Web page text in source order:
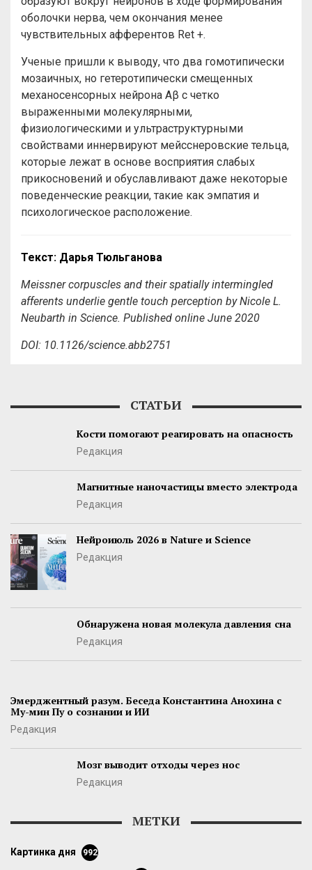
оболочки нерва, чем окончания менее
чувствительных афферентов Ret +.
Ученые пришли к выводу, что два гомотипически
мозаичных, но гетеротипически смещенных
механосенсорных нейрона Aβ с четко
выраженными молекулярными,
физиологическими и ультраструктурными
свойствами иннервируют мейсснеровские тельца,
которые лежат в основе восприятия слабых
прикосновений и обуславливают даже некоторые
поведенческие реакции, такие как эмпатия и
психологическое расположение.
Текст: Дарья Тюльганова
Meissner corpuscles and their spatially intermingled
afferents underlie gentle touch perception byNicole L.
Neubarth in Science. Published online June 2020
DOI: 10.1126/science.abb2751
СТАТЬИ
Кости помогают реагировать на опасность
Редакция
Магнитные наночастицы вместо электрода
Редакция
Нейроиюль 2026 в Nature и Science
Редакция
Обнаружена новая молекула давления сна
Редакция
Эмерджентный разум. Беседа Константина Анохина с
Му-мин Пу о сознании и ИИ
Редакция
Мозг выводит отходы через нос
Редакция
МЕТКИ
картинка дня 992